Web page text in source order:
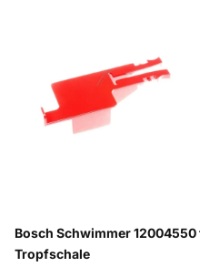
Bosch Schwimmer
Tropfschale